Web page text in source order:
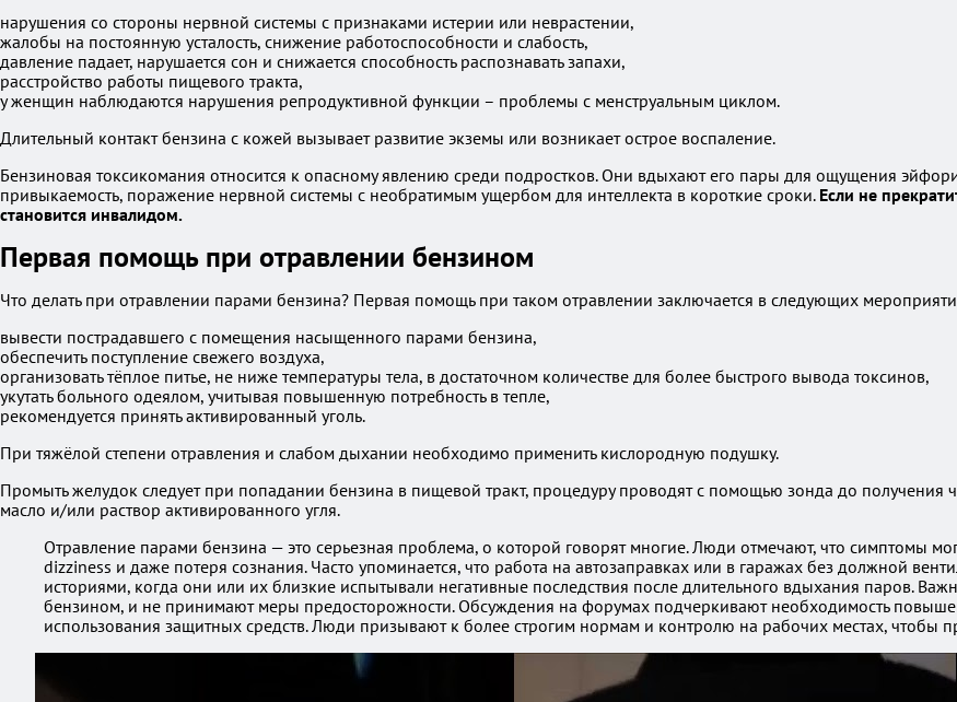
нарушения со стороны нервной системы с признаками истерии или неврастении,
жалобы на постоянную усталость, снижение работоспособности и слабость,
давление падает, нарушается сон и снижается способность распознавать запахи,
расстройство работы пищевого тракта,
у женщин наблюдаются нарушения репродуктивной функции – проблемы с менструальным циклом.
Длительный контакт бензина с кожей вызывает развитие экземы или возникает острое воспаление.
Бензиновая токсикомания относится к опасному явлению среди подростков. Они вдыхают его пары для ощущения
привыкаемость, поражение нервной системы с необратимым ущербом для интеллекта в короткие сроки. Если не
становится инвалидом.
Первая помощь при отравлении бензином
Что делать при отравлении парами бензина? Первая помощь при таком отравлении заключается в следующих
вывести пострадавшего с помещения насыщенного парами бензина,
обеспечить поступление свежего воздуха,
организовать тёплое питье, не ниже температуры тела, в достаточном количестве для более быстрого вывода токсинов,
укутать больного одеялом, учитывая повышенную потребность в тепле,
рекомендуется принять активированный уголь.
При тяжёлой степени отравления и слабом дыхании необходимо применить кислородную подушку.
Промыть желудок следует при попадании бензина в пищевой тракт, процедуру проводят с помощью зонда до получения
масло и/или раствор активированного угля.
Отравление парами бензина — это серьезная проблема, о которой говорят многие. Люди отмечают, что симптомы
dizziness и даже потеря сознания. Часто упоминается, что работа на автозаправках или в гаражах без должной
историями, когда они или их близкие испытывали негативные последствия после длительного вдыхания паров.
бензином, и не принимают меры предосторожности. Обсуждения на форумах подчеркивают необходимость
использования защитных средств. Люди призывают к более строгим нормам и контролю на рабочих местах, чтобы